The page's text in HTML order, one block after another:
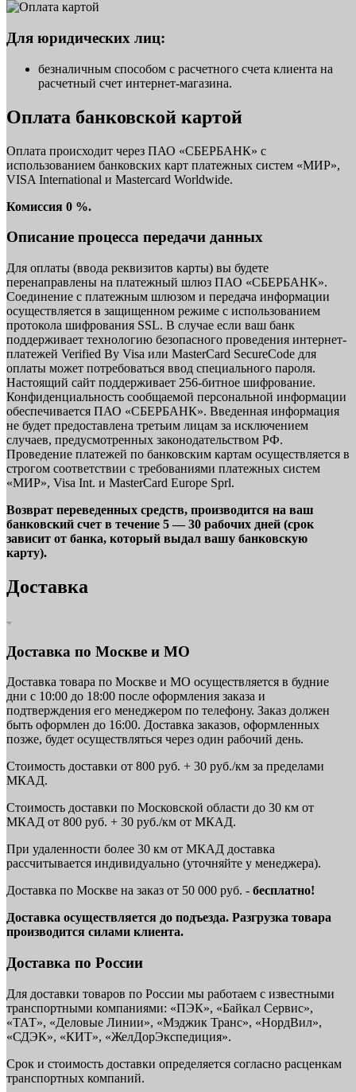
Для юридических лиц:
безналичным способом с расчетного счета клиента на
расчетный счет интернет-магазина.
Оплата банковской картой
Оплата происходит через ПАО «СБЕРБАНК» с
использованием банковских карт платежных систем «МИР»,
VISA International и Mastercard Worldwide.
Комиссия 0 %.
Описание процесса передачи данных
Для оплаты (ввода реквизитов карты) вы будете
перенаправлены на платежный шлюз ПАО «СБЕРБАНК».
Соединение с платежным шлюзом и передача информации
осуществляется в защищенном режиме с использованием
протокола шифрования SSL. В случае если ваш банк
поддерживает технологию безопасного проведения интернет-
платежей Verified By Visa или MasterCard SecureCode для
оплаты может потребоваться ввод специального пароля.
Настоящий сайт поддерживает 256-битное шифрование.
Конфиденциальность сообщаемой персональной информации
обеспечивается ПАО «СБЕРБАНК». Введенная информация
не будет предоставлена третьим лицам за исключением
случаев, предусмотренных законодательством РФ.
Проведение платежей по банковским картам осуществляется в
строгом соответствии с требованиями платежных систем
«МИР», Visa Int. и MasterCard Europe Sprl.
Возврат переведенных средств, производится на ваш
банковский счет в течение 5 — 30 рабочих дней (срок
зависит от банка, который выдал вашу банковскую
карту).
Доставка
Доставка по Москве и МО
Доставка товара по Москве и МО осуществляется в будние
дни с 10:00 до 18:00 после оформления заказа и
подтверждения его менеджером по телефону. Заказ должен
быть оформлен до 16:00. Доставка заказов, оформленных
позже, будет осуществляться через один рабочий день.
Стоимость доставки от 800 руб. + 30 руб./км за пределами
МКАД.
Стоимость доставки по Московской области до 30 км от
МКАД от 800 руб. + 30 руб./км от МКАД.
При удаленности более 30 км от МКАД доставка
рассчитывается индивидуально (уточняйте у менеджера).
Доставка по Москве на заказ от 50 000 руб. - бесплатно!
Доставка осуществляется до подъезда. Разгрузка товара
производится силами клиента.
Доставка по России
Для доставки товаров по России мы работаем с известными
транспортными компаниями: «ПЭК», «Байкал Сервис»,
«ТАТ», «Деловые Линии», «Мэджик Транс», «НордВил»,
«СДЭК», «КИТ», «ЖелДорЭкспедиция».
Срок и стоимость доставки определяется согласно расценкам
транспортных компаний.